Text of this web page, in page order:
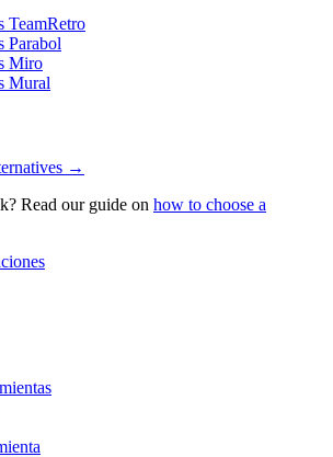
TeamRetro
Parabol
Miro
Mural
→
Read our guide on how to choose a